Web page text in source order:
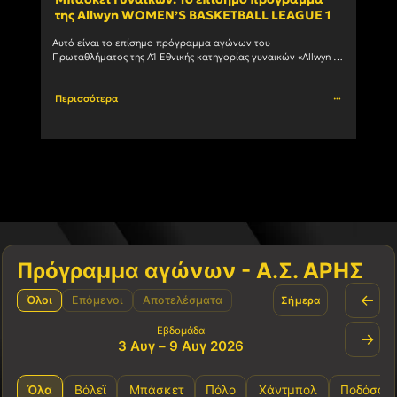
της Allwyn WOMEN’S BASKETBALL LEAGUE 1
Αυτό είναι το επίσημο πρόγραμμα αγώνων του
Πρωταθλήματος της Α1 Εθνικής κατηγορίας γυναικών «Allwyn
Περισσότερα
Πρόγραμμα αγώνων - Α.Σ. ΑΡΗΣ
Όλοι Επόμενοι Αποτελέσματα Σήμερα ←
Εβδομάδα
3 Αυγ – 9 Αυγ 2026 →
Όλα Βόλεϊ Μπάσκετ Πόλο Χάντμπολ